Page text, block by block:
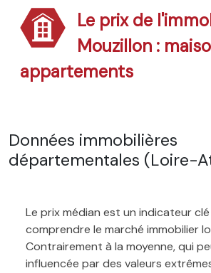
Le prix de
Mouzillon :
appartements
Données immobilières
départementales (Loire-
Le prix médian est un indicateur
comprendre le marché immobilier
Contrairement à la moyenne, qui
influencée par des valeurs